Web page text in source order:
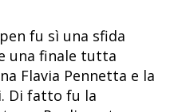
fu sì una sfida
una finale tutta
Flavia Pennetta e la
Di fatto fu la